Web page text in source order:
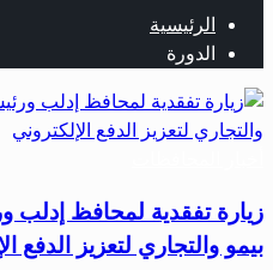
الرئيسية
الدورة
زيارة تفقدية لمحافظ إدلب
بيمو والتجاري لتعزيز الدفع